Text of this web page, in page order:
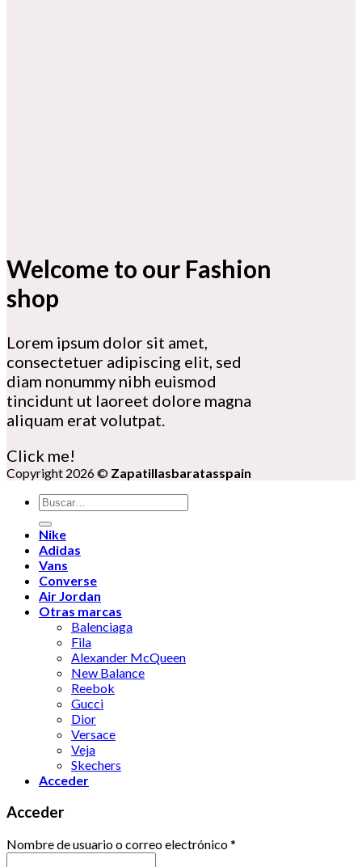
Welcome to our Fashion
shop
Lorem ipsum dolor sit amet,
consectetuer adipiscing elit, sed
diam nonummy nibh euismod
tincidunt ut laoreet dolore magna
aliquam erat volutpat.
Click me!
Copyright 2026 © Zapatillasbaratasspain
Buscar
por:
Nike
Adidas
Vans
Converse
Air Jordan
Otras marcas
Balenciaga
Fila
Alexander McQueen
New Balance
Reebok
Gucci
Dior
Versace
Veja
Skechers
Acceder
Acceder
Nombre de usuario o correo electrónico*